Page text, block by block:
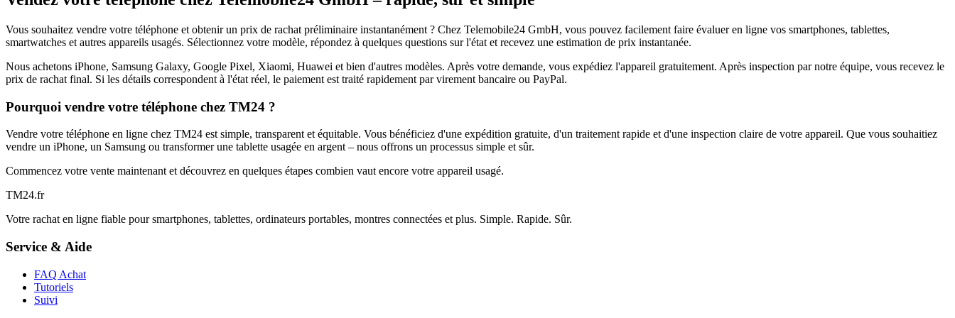
Vous souhaitez vendre votre téléphone et obtenir un prix de rachat préliminaire instantanément ? Chez Telemobile24 GmbH, vous pouvez facilement faire évaluer en ligne vos smartphones, tablettes,
smartwatches et autres appareils usagés. Sélectionnez votre modèle, répondez à quelques questions sur l'état et recevez une estimation de prix instantanée.
Nous achetons iPhone, Samsung Galaxy, Google Pixel, Xiaomi, Huawei et bien d'autres modèles. Après votre demande, vous expédiez l'appareil gratuitement. Après inspection par notre équipe, vous recevez le
prix de rachat final. Si les détails correspondent à l'état réel, le paiement est traité rapidement par virement bancaire ou PayPal.
Pourquoi vendre votre téléphone chez TM24 ?
Vendre votre téléphone en ligne chez TM24 est simple, transparent et équitable. Vous bénéficiez d'une expédition gratuite, d'un traitement rapide et d'une inspection claire de votre appareil. Que vous souhaitiez
vendre un iPhone, un Samsung ou transformer une tablette usagée en argent – nous offrons un processus simple et sûr.
Commencez votre vente maintenant et découvrez en quelques étapes combien vaut encore votre appareil usagé.
TM24.fr
Votre rachat en ligne fiable pour smartphones, tablettes, ordinateurs portables, montres connectées et plus. Simple. Rapide. Sûr.
Service & Aide
FAQ Achat
Tutoriels
Suivi